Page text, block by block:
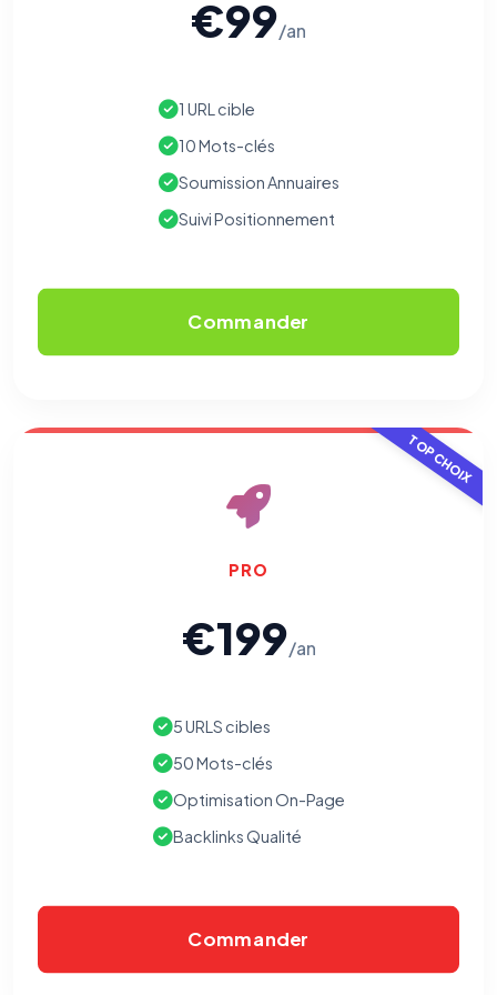
€99/an
1 URL cible
10 Mots-clés
Soumission Annuaires
Suivi Positionnement
Commander
TOP CHOIX
PRO
€199/an
5 URLS cibles
50 Mots-clés
Optimisation On-Page
Backlinks Qualité
Commander